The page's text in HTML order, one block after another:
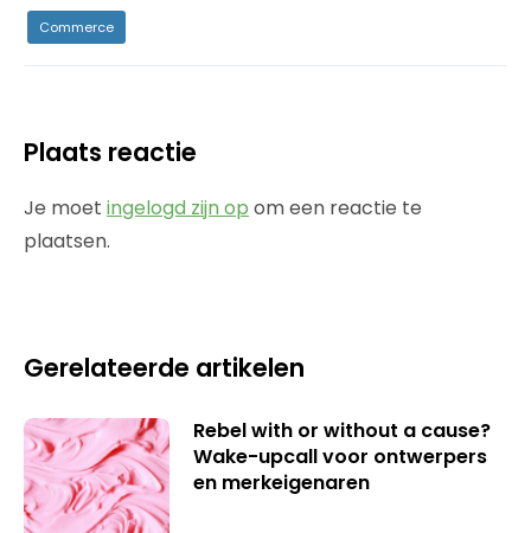
Commerce
Plaats reactie
Je moet ingelogd zijn op om een reactie te
plaatsen.
Gerelateerde artikelen
Rebel with or without a cause?
Wake-upcall voor ontwerpers
en merkeigenaren